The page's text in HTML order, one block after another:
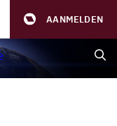
AANMELDEN